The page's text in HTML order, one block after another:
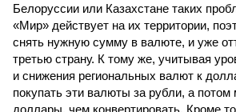
Белоруссии или Казахстане таких
«Мир» действует на их территории,
снять нужную сумму в валюте, и уже
третью страну. К тому же, учитывая
и снижения региональных валют к
покупать эти валюты за рубли, а потом
доллары, чем конвертировать. Кроме